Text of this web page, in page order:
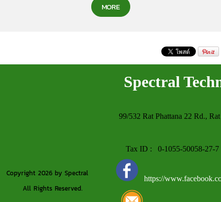
MORE
Copyright 2026 by Spectral
All Rights Reserved.
Spectral
99/532 Rat Phattana 22 Rd.,
Tax ID : 0-1055-50058-27-7
https://